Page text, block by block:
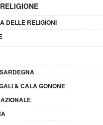
DELLE RELIGIONI
& CALA GONONE